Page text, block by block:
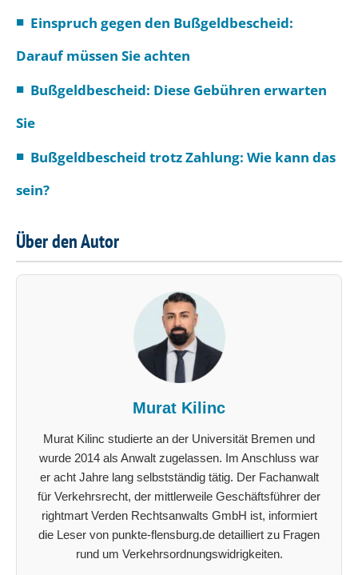
Einspruch gegen den Bußgeldbescheid:
Darauf müssen Sie achten
Bußgeldbescheid: Diese Gebühren erwarten
Sie
Bußgeldbescheid trotz Zahlung: Wie kann das
sein?
Über den Autor
Murat Kilinc
Murat Kilinc studierte an der Universität Bremen und
wurde 2014 als Anwalt zugelassen. Im Anschluss war
er acht Jahre lang selbstständig tätig. Der Fachanwalt
für Verkehrsrecht, der mittlerweile Geschäftsführer der
rightmart Verden Rechtsanwalts GmbH ist, informiert
die Leser von punkte-flensburg.de detailliert zu Fragen
rund um Verkehrsordnungswidrigkeiten.